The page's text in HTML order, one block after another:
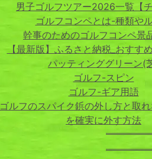
男子ゴルフツアー2026一覧【チ
ゴルフコンペとは-種類や
幹事のためのゴルフコンペ景
【最新版】ふるさと納税_おすす
パッティンググリーン(
ゴルフ-スピン
ゴルフ-ギア用語
ゴルフのスパイク鋲の外し方と取
を確実に外す方法